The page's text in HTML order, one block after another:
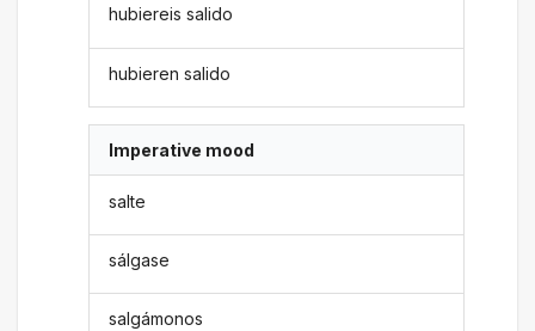
hubiereis salido
hubieren salido
Imperative mood
salte
sálgase
salgámonos